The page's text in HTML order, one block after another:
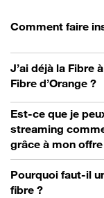
Comment faire
J’ai déjà la Fibre
Fibre d’Orange ?
Est-ce que je
streaming
grâce à mon
Pourquoi faut-il
fibre ?